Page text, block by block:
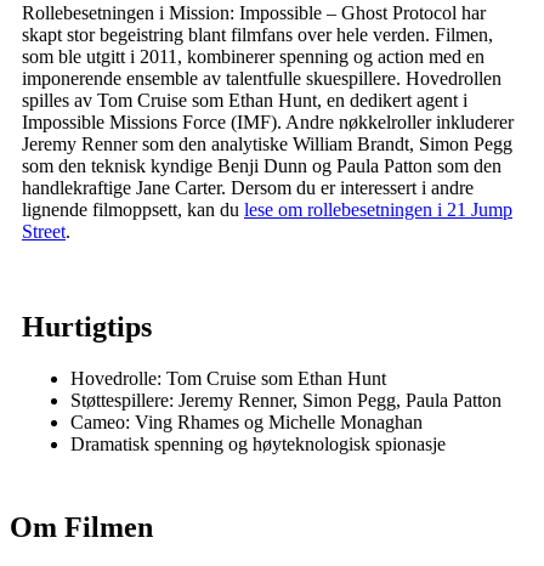
Rollebesetningen i Mission: Impossible – Ghost Protocol har
skapt stor begeistring blant filmfans over hele verden. Filmen,
som ble utgitt i 2011, kombinerer spenning og action med en
imponerende ensemble av talentfulle skuespillere. Hovedrollen
spilles av Tom Cruise som Ethan Hunt, en dedikert agent i
Impossible Missions Force (IMF). Andre nøkkelroller inkluderer
Jeremy Renner som den analytiske William Brandt, Simon Pegg
som den teknisk kyndige Benji Dunn og Paula Patton som den
handlekraftige Jane Carter. Dersom du er interessert i andre
lignende filmoppsett, kan du lese om rollebesetningen i 21 Jump
Street.
Hurtigtips
Hovedrolle: Tom Cruise som Ethan Hunt
Støttespillere: Jeremy Renner, Simon Pegg, Paula Patton
Cameo: Ving Rhames og Michelle Monaghan
Dramatisk spenning og høyteknologisk spionasje
Om Filmen